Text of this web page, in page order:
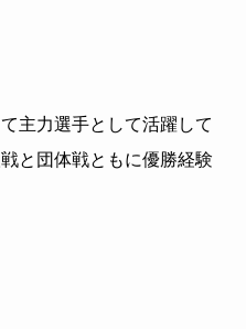
主力選手として活躍して
と団体戦ともに優勝経験